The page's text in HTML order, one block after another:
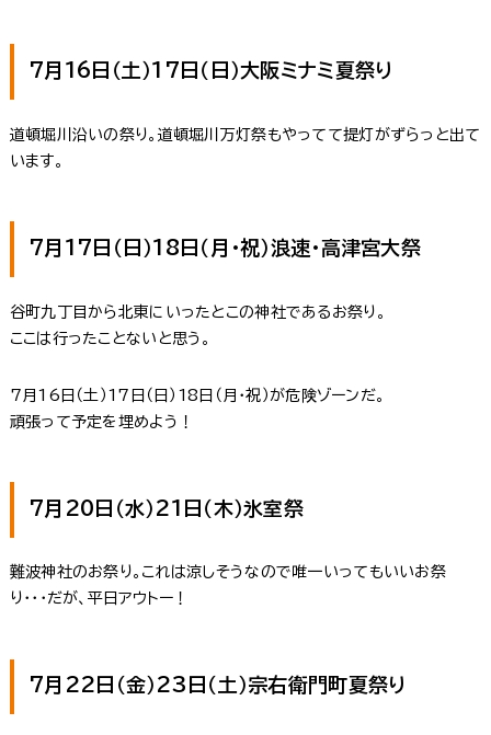
7月16日（土）17日（日）大阪ミナミ夏祭り
道頓堀川沿いの祭り。道頓堀川万灯祭もやってて提灯がずらっと出て
います。
7月17日（日）18日（月・祝）浪速・高津宮大祭
谷町九丁目から北東にいったとこの神社であるお祭り。
ここは行ったことないと思う。
7月16日（土）17日（日）18日（月・祝）が危険ゾーンだ。
頑張って予定を埋めよう！
7月20日（水）21日（木）氷室祭
難波神社のお祭り。これは涼しそうなので唯一いってもいいお祭
り・・・だが、平日アウトー！
7月22日（金）23日（土）宗右衛門町夏祭り